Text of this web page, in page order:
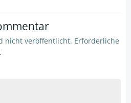
nicht veröffentlicht. Erforderliche